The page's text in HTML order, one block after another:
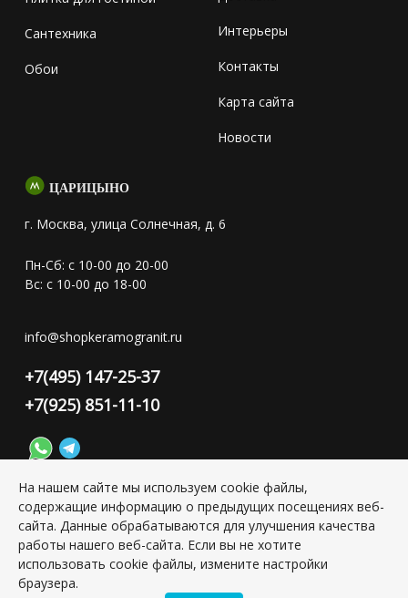
Сантехника
Обои
Интерьеры
Контакты
Карта сайта
Новости
ЦАРИЦЫНО
г. Москва, улица Солнечная, д. 6
Пн-Сб: с 10-00 до 20-00
Вс: с 10-00 до 18-00
info@shopkeramogranit.ru
+7(495) 147-25-37
+7(925) 851-11-10
Конфиденциальность персональной информации
Copyright © 2026 ИП Григорьян Юлия Сергеевна, ИНН:
501703338416
На нашем сайте мы используем cookie файлы,
содержащие информацию о предыдущих посещениях веб-
сайта. Данные обрабатываются для улучшения качества
работы нашего веб-сайта. Если вы не хотите
использовать cookie файлы, измените настройки
браузера.